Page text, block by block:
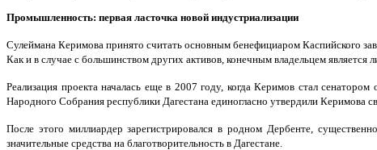
Промышленность: первая ласточка новой индустриализации
Сулеймана Керимова принято считать основным бенефициаром Каспийского
Как и в случае с большинством других активов, конечным владельцем
Реализация проекта началась еще в 2007 году, когда Керимов стал
Народного Собрания республики Дагестана единогласно утвердили Керимова
После этого миллиардер зарегистрировался в родном Дербенте,
значительные средства на благотворительность в Дагестане.